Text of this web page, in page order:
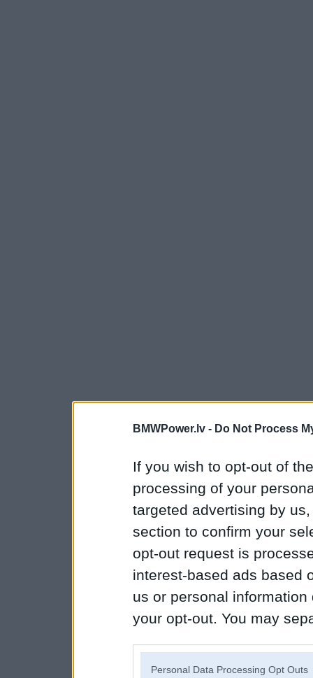
BMWPower.lv - Do Not Process
If you wish to opt-out of
processing of your
targeted advertising by
section to confirm your
opt-out request is
interest-based ads based
us or personal
your opt-out. You may
Personal Data Processing Opt Outs